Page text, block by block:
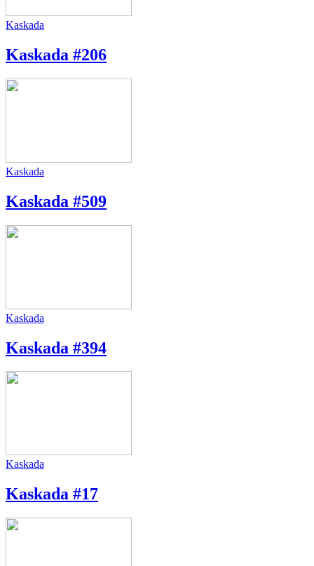
Kaskada
Kaskada #206
Kaskada
Kaskada #509
Kaskada
Kaskada #394
Kaskada
Kaskada #17